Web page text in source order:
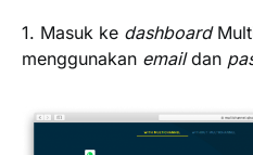
1. Masuk ke dashboard
menggunakan emaildan